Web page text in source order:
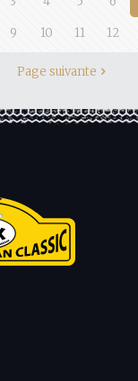
9 10 11 12
Page suivante